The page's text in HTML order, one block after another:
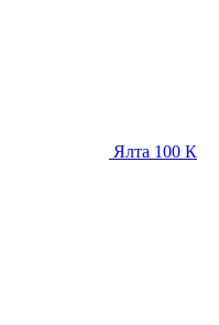
Ялта 100 К